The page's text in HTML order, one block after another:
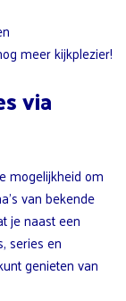
meer kijkplezier!
via
mogelijkheid om
van bekende
je naast een
series en
genieten van